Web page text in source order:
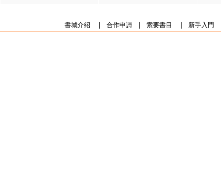
書城介紹 合作申請| 索要書目 新手入門